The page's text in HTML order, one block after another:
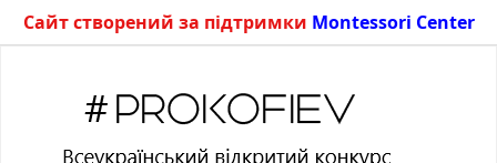
Сайт створений за підтримки Montessori Center